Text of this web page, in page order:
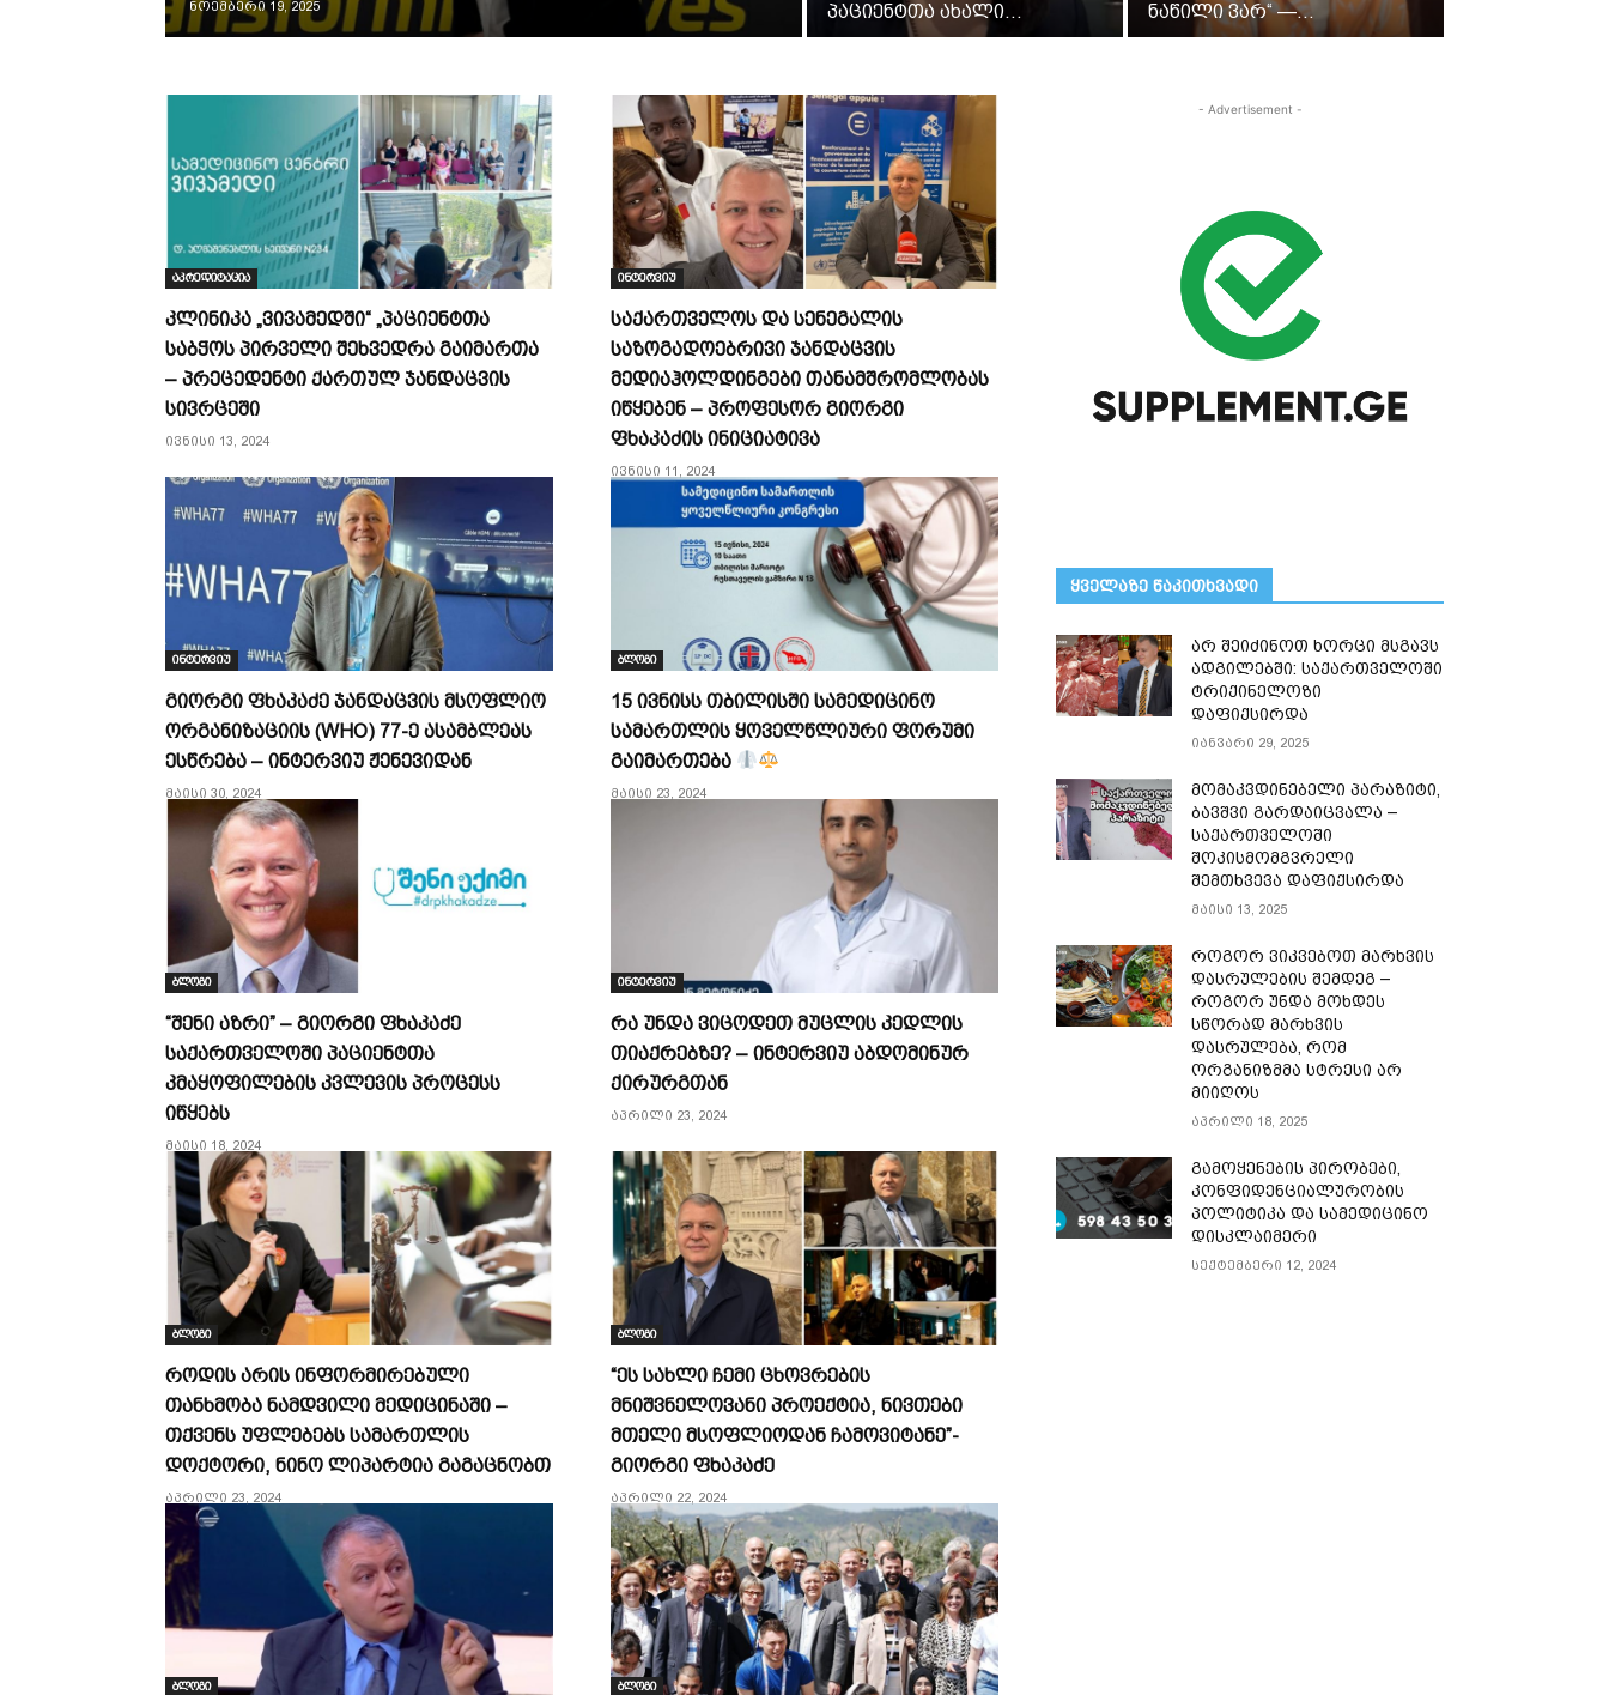
ნოემბერი 19, 2025
პაციენტთა ახალი...
ნაწილი ვარ“ —...
აკრედიტაცია
კლინიკა „ვივამედში“ „პაციენტთა
საბჭოს პირველი შეხვედრა გაიმართა
– პრეცედენტი ქართულ ჯანდაცვის
სივრცეში
ივნისი 13, 2024
ინტერვიუ
საქართველოს და სენეგალის
საზოგადოებრივი ჯანდაცვის
მედიაჰოლდინგები თანამშრომლობას
იწყებენ – პროფესორ გიორგი
ფხაკაძის ინიციატივა
ივნისი 11, 2024
ინტერვიუ
გიორგი ფხაკაძე ჯანდაცვის მსოფლიო
ორგანიზაციის (WHO) 77-ე ასამბლეას
ესწრება – ინტერვიუ ჟენევიდან
მაისი 30, 2024
ბლოგი
15 ივნისს თბილისში სამედიცინო
სამართლის ყოველწლიური ფორუმი
გაიმართება
მაისი 23, 2024
ბლოგი
“შენი აზრი” – გიორგი ფხაკაძე
საქართველოში პაციენტთა
კმაყოფილების კვლევის პროცესს
იწყებს
მაისი 18, 2024
ინტერვიუ
რა უნდა ვიცოდეთ მუცლის კედლის
თიაქრებზე? – ინტერვიუ აბდომინურ
ქირურგთან
აპრილი 23, 2024
ბლოგი
როდის არის ინფორმირებული
თანხმობა ნამდვილი მედიცინაში –
თქვენს უფლებებს სამართლის
დოქტორი, ნინო ლიპარტია გაგაცნობთ
აპრილი 23, 2024
ბლოგი
“ეს სახლი ჩემი ცხოვრების
მნიშვნელოვანი პროექტია, ნივთები
მთელი მსოფლიოდან ჩამოვიტანე”-
გიორგი ფხაკაძე
აპრილი 22, 2024
ბლოგი ბლოგი
- Advertisement -
ᲧᲕᲔᲚᲐᲖᲔ ᲬᲐᲙᲘᲗᲮᲕᲐᲓᲘ
არ შეიძინოთ ხორცი მსგავს
ადგილებში: საქართველოში
ტრიქინელოზი
დაფიქსირდა
იანვარი 29, 2025
მომაკვდინებელი პარაზიტი,
ბავშვი გარდაიცვალა –
საქართველოში
შოკისმომგვრელი
შემთხვევა დაფიქსირდა
მაისი 13, 2025
როგორ ვიკვებოთ მარხვის
დასრულების შემდეგ –
როგორ უნდა მოხდეს
სწორად მარხვის
დასრულება, რომ
ორგანიზმმა სტრესი არ
მიიღოს
აპრილი 18, 2025
გამოყენების პირობები,
კონფიდენციალურობის
პოლიტიკა და სამედიცინო
დისკლაიმერი
სექტემბერი 12, 2024